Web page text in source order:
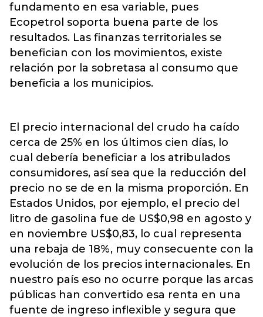
fundamento en esa variable, pues
Ecopetrol soporta buena parte de los
resultados. Las finanzas territoriales se
benefician con los movimientos, existe
relación por la sobretasa al consumo que
beneficia a los municipios.
El precio internacional del crudo ha caído
cerca de 25% en los últimos cien días, lo
cual debería beneficiar a los atribulados
consumidores, así sea que la reducción del
precio no se de en la misma proporción. En
Estados Unidos, por ejemplo, el precio del
litro de gasolina fue de US$0,98 en agosto y
en noviembre US$0,83, lo cual representa
una rebaja de 18%, muy consecuente con la
evolución de los precios internacionales. En
nuestro país eso no ocurre porque las arcas
públicas han convertido esa renta en una
fuente de ingreso inflexible y segura que